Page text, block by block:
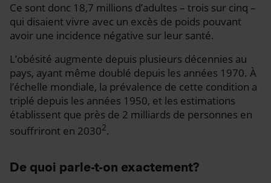
Ce sont donc 18,7 millions d’adultes – trois sur cinq –
qui disaient vivre avec un excès de poids pouvant
avoir une incidence négative sur leur santé.
L’obésité augmente depuis plusieurs décennies au
pays, ayant même doublé depuis les années 1970. À
l’échelle mondiale, la prévalence de cette condition a
triplé depuis les années 1950, et les estimations
établissent que près de 2 milliards de personnes en
souffriront en 20302.
De quoi parle-t-on exactement?